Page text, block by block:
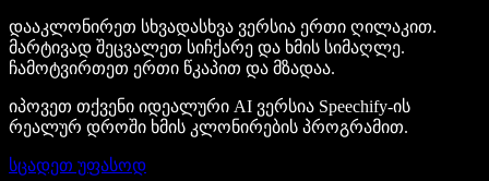
დააკლონირეთ სხვადასხვა ვერსია ერთი ღილაკით.
მარტივად შეცვალეთ სიჩქარე და ხმის სიმაღლე.
ჩამოტვირთეთ ერთი წკაპით და მზადაა.
იპოვეთ თქვენი იდეალური AI ვერსია Speechify-ის
რეალურ დროში ხმის კლონირების პროგრამით.
სცადეთ უფასოდ